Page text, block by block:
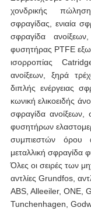
χονδρικής
σφραγίδας, ενιαία
σφραγίδα
φυσητήρας PTFE
ισορροπίας
ανοίξεων, ξηρά
διπλής ενέργειας
κωνική ελικοειδής
σφραγίδα
φυσητήρων
συμπιεστών όρου
μεταλλική σφραγίδα
Όλες οι σειρές των
αντλίες Grundfos,
ABS, Alleeiler, ΟΝΕ,
Tunchenhagen,